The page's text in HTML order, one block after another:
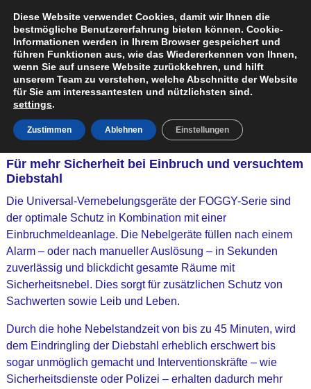
Startseite→Nebeltechnik
FOGGY Schutznebelgerät
Für mehr Sicherheit bei Einbruch und versuchtem
Diebstahl
Die Universal-Vernebelungsgeräte der FOGGY-Serie sind
der optimale Schutz in Kombination mit einer
Einbruchmeldeanlage. Die Nebelgeräte füllen nach einem
Alarm – oder nach manueller Auslösung – in Sekunden
zuverlässig und blickdicht gesamte Räume mit
Sicherheitsnebel. Dies sorgt für zusätzlichen Schutz von
Sachwerten sowie Leib und Leben.
Durch die hohe Nebelstandzeit von bis zu 45 Minuten, wird
dem Eindringling der Diebstahl erheblich erschwert bis
sogar unmöglich gemacht und Interventionskräfte – wie
Sicherheitsdienste oder Polizei – erhalten dadurch mehr
Diese Website verwendet Cookies, damit wir Ihnen die
bestmögliche Benutzererfahrung bieten können. Cookie-
Informationen werden in Ihrem Browser gespeichert und
führen Funktionen aus, wie das Wiedererkennen von Ihnen,
wenn Sie auf unsere Website zurückkehren, und hilft
unserem Team zu verstehen, welche Abschnitte der Website
für Sie am interessantesten und nützlichsten sind.
settings.
Zustimmen Ablehnen Einstellungen